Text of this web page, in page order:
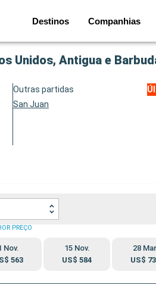
Destinos Companhias
Unidos, Antigua e
Outras partidas
San Juan
PREÇO
Nov.
563
15 Nov.
US$ 584
28
US$